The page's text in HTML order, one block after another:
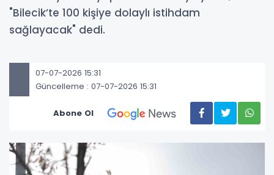
"Bilecik’te 100 kişiye dolaylı istihdam
sağlayacak" dedi.
07-07-2026 15:31
Güncelleme : 07-07-2026 15:31
Abone Ol